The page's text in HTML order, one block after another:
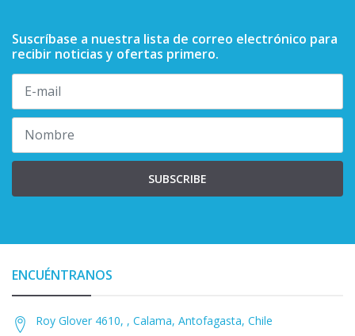
Suscríbase a nuestra lista de correo electrónico para
recibir noticias y ofertas primero.
SUBSCRIBE
ENCUÉNTRANOS
Roy Glover 4610, , Calama, Antofagasta, Chile